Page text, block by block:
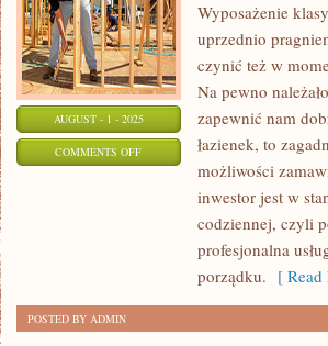
AUGUST - 1 - 2025
COMMENTS OFFON
PROJEKTOWANIE
Wyposażenie
uprzednio
czynić też w
Na pewno
zapewnić nam
łazienek, to
możliwości
inwestor jest w
codziennej, czyli
profesjonalna
porządku. [ Read
POSTED BY ADMIN